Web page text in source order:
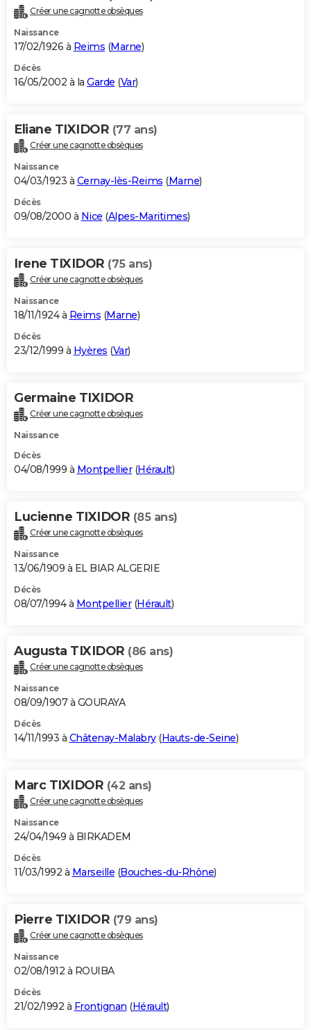
Créer une cagnotte obsèques
Naissance
17/02/1926 à Reims (Marne)
Décès
16/05/2002 à la Garde (Var)
Eliane TIXIDOR (77 ans)
Créer une cagnotte obsèques
Naissance
04/03/1923 à Cernay-lès-Reims (Marne)
Décès
09/08/2000 à Nice (Alpes-Maritimes)
Irene TIXIDOR (75 ans)
Créer une cagnotte obsèques
Naissance
18/11/1924 à Reims (Marne)
Décès
23/12/1999 à Hyères (Var)
Germaine TIXIDOR
Créer une cagnotte obsèques
Naissance
Décès
04/08/1999 à Montpellier(Hérault)
Lucienne TIXIDOR (85 ans)
Créer une cagnotte obsèques
Naissance
13/06/1909 à EL BIAR ALGERIE
Décès
08/07/1994 à Montpellier(Hérault)
Augusta TIXIDOR (86 ans)
Créer une cagnotte obsèques
Naissance
08/09/1907 à GOURAYA
Décès
14/11/1993 à Châtenay-Malabry(Hauts-de-Seine)
Marc TIXIDOR (42 ans)
Créer une cagnotte obsèques
Naissance
24/04/1949 à BIRKADEM
Décès
11/03/1992 à Marseille (Bouches-du-Rhône)
Pierre TIXIDOR (79 ans)
Créer une cagnotte obsèques
Naissance
02/08/1912 à ROUIBA
Décès
21/02/1992 à Frontignan (Hérault)